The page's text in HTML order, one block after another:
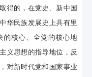
得的，在党史、新中国
华民族发展史上具有里
的核心、全党的核心地
义思想的指导地位，反
对新时代党和国家事业